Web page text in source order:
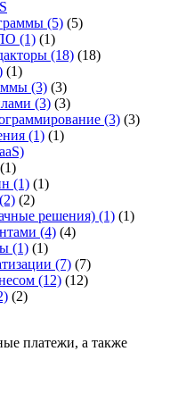
(5) (5)
(1) (1)
(18) (18)
(1)
(3) (3)
(3) (3)
(3) (3)
(1) (1)
(1)
(1) (1)
(2) (2)
решения) (1) (1)
(4) (4)
(1) (1)
(7) (7)
(12) (12)
(2)
платежи, а также